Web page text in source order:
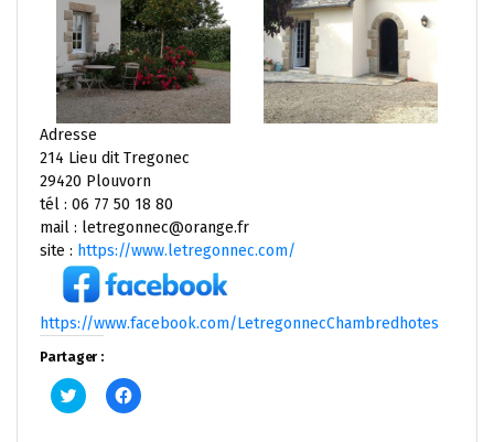
Adresse
214 Lieu dit Tregonec
29420 Plouvorn
tél : 06 77 50 18 80
mail : letregonnec@orange.fr
site : https://www.letregonnec.com/
https://www.facebook.com/LetregonnecChambredhotes
Partager :
Cliquez
pour
Cliquez
pour